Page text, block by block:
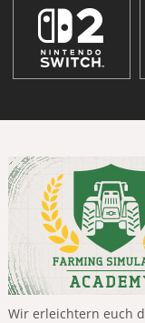
Wir erleichtern euch